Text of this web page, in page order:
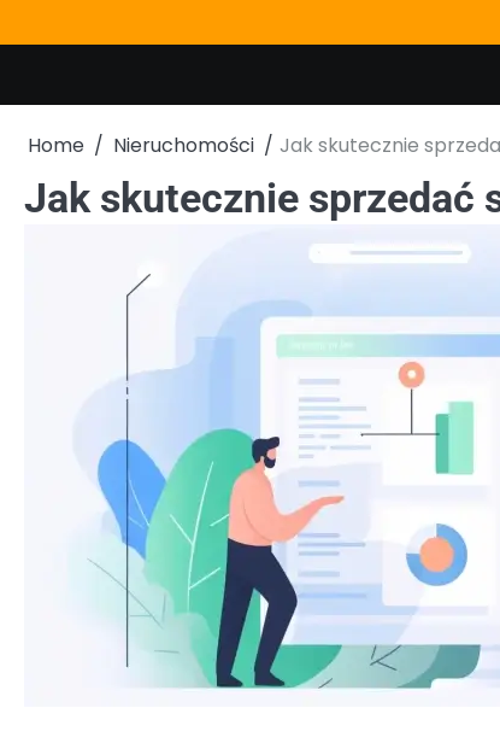
to
Home Nieruchomości Jak skutecznie
Jak skutecznie sprzedać